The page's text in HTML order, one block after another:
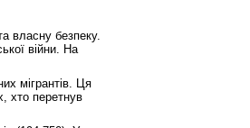
власну безпеку.
війни. На
мігрантів. Ця
хто перетнув